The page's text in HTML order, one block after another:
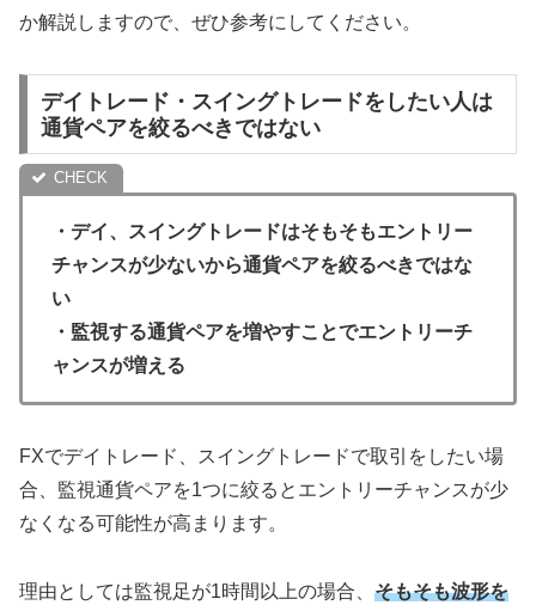
か解説しますので、ぜひ参考にしてください。
デイトレード・スイングトレードをしたい人は
通貨ペアを絞るべきではない
・デイ、スイングトレードはそもそもエントリー
チャンスが少ないから通貨ペアを絞るべきではな
い
・監視する通貨ペアを増やすことでエントリーチ
ャンスが増える
FXでデイトレード、スイングトレードで取引をしたい場
合、監視通貨ペアを1つに絞るとエントリーチャンスが少
なくなる可能性が高まります。
理由としては監視足が1時間以上の場合、 そもそも波形を